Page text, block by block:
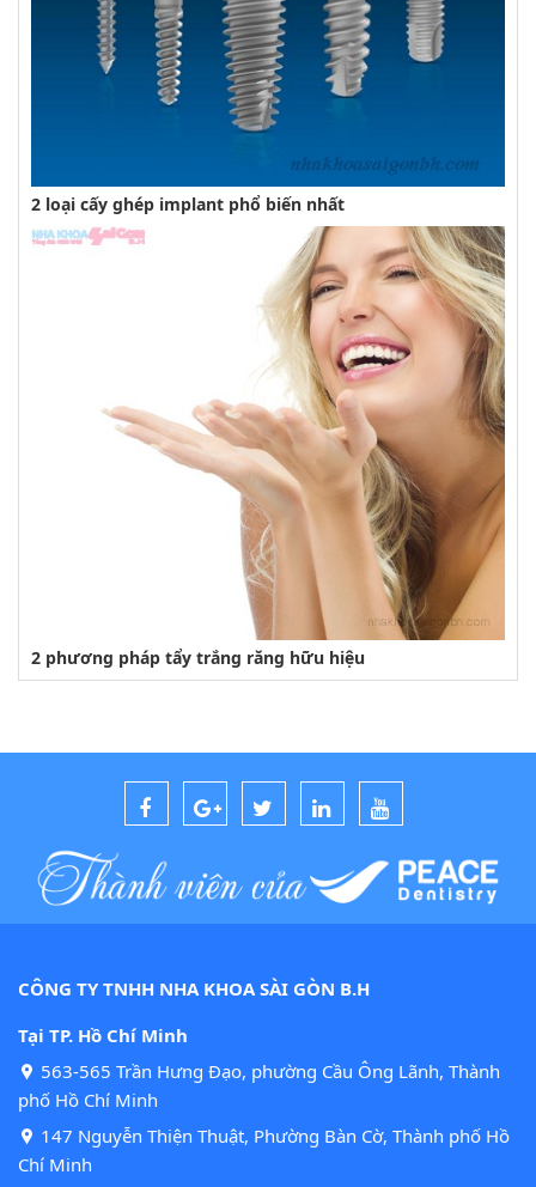
2 loại cấy ghép implant phổ biến nhất
2 phương pháp tẩy trắng răng hữu hiệu
CÔNG TY TNHH NHA KHOA SÀI GÒN B.H
Tại TP. Hồ Chí Minh
563-565 Trần Hưng Đạo, phường Cầu Ông Lãnh, Thành
phố Hồ Chí Minh
147 Nguyễn Thiện Thuật, Phường Bàn Cờ, Thành phố Hồ
Chí Minh